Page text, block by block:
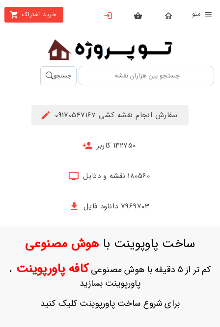
خرید اشتراک
بستن
محصولات
تهیه
اشتراک
حساب
ثبت
بازیابی
جستجو
سفارش انجام نقشه کشی 09170547167
142750 کاربر
180560 نقشه و دتایل
7969703 دانلود فایل
ساخت پاوپوینت باهوش مصنوعی
کم تر از 5 دقیقه با هوش مصنوعی کافه پاورپوینت ،
پاورپوینت بسازید
برای شروع ساخت پاورپوینت کلیک کنید